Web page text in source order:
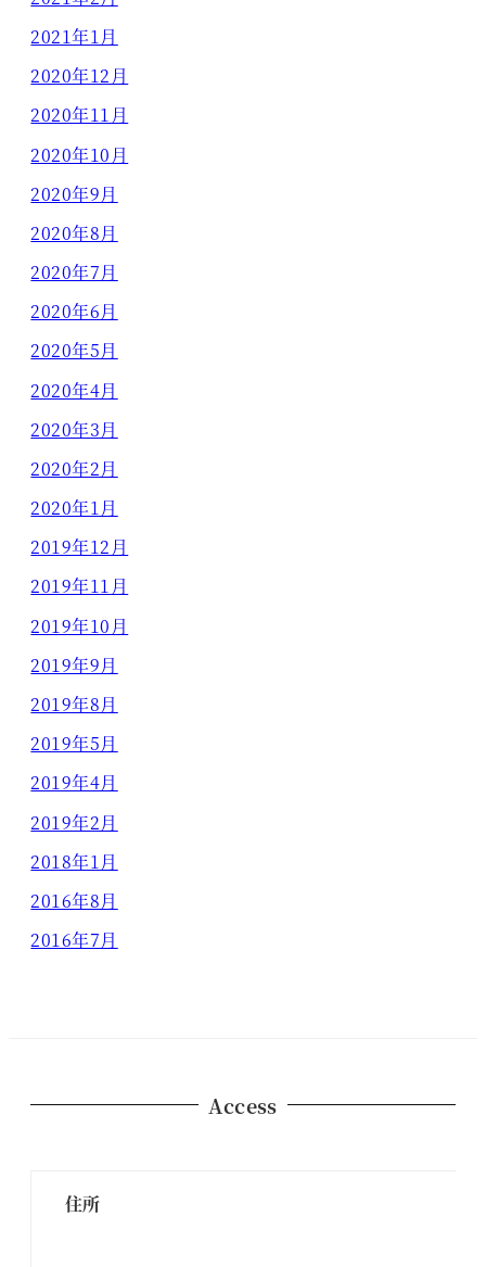
2021年1月
2020年12月
2020年11月
2020年10月
2020年9月
2020年8月
2020年7月
2020年6月
2020年5月
2020年4月
2020年3月
2020年2月
2020年1月
2019年12月
2019年11月
2019年10月
2019年9月
2019年8月
2019年5月
2019年4月
2019年2月
2018年1月
2016年8月
2016年7月
Access
住所